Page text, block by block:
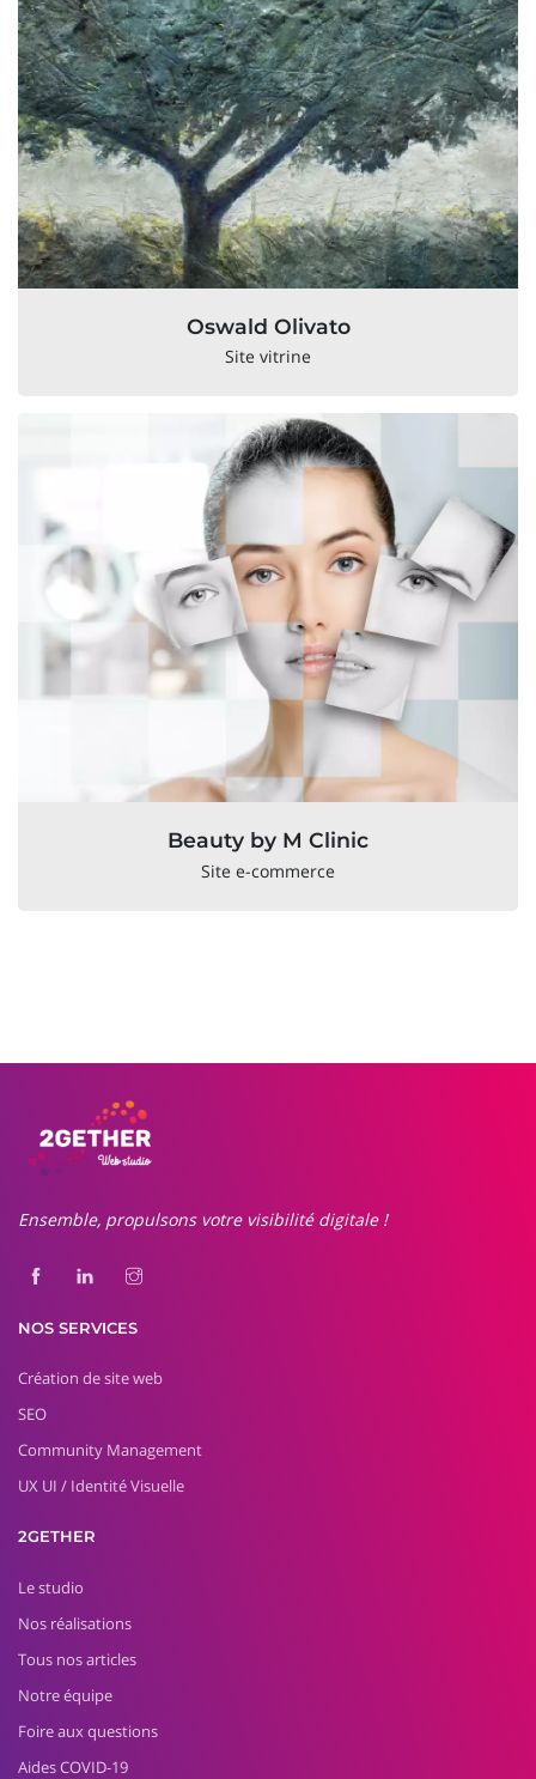
Oswald Olivato
Site vitrine
Beauty by M Clinic
Site e-commerce
Ensemble, propulsons votre visibilité digitale !
NOS SERVICES
Création de site web
SEO
Community Management
UX UI / Identité Visuelle
2GETHER
Le studio
Nos réalisations
Tous nos articles
Notre équipe
Foire aux questions
Aides COVID-19